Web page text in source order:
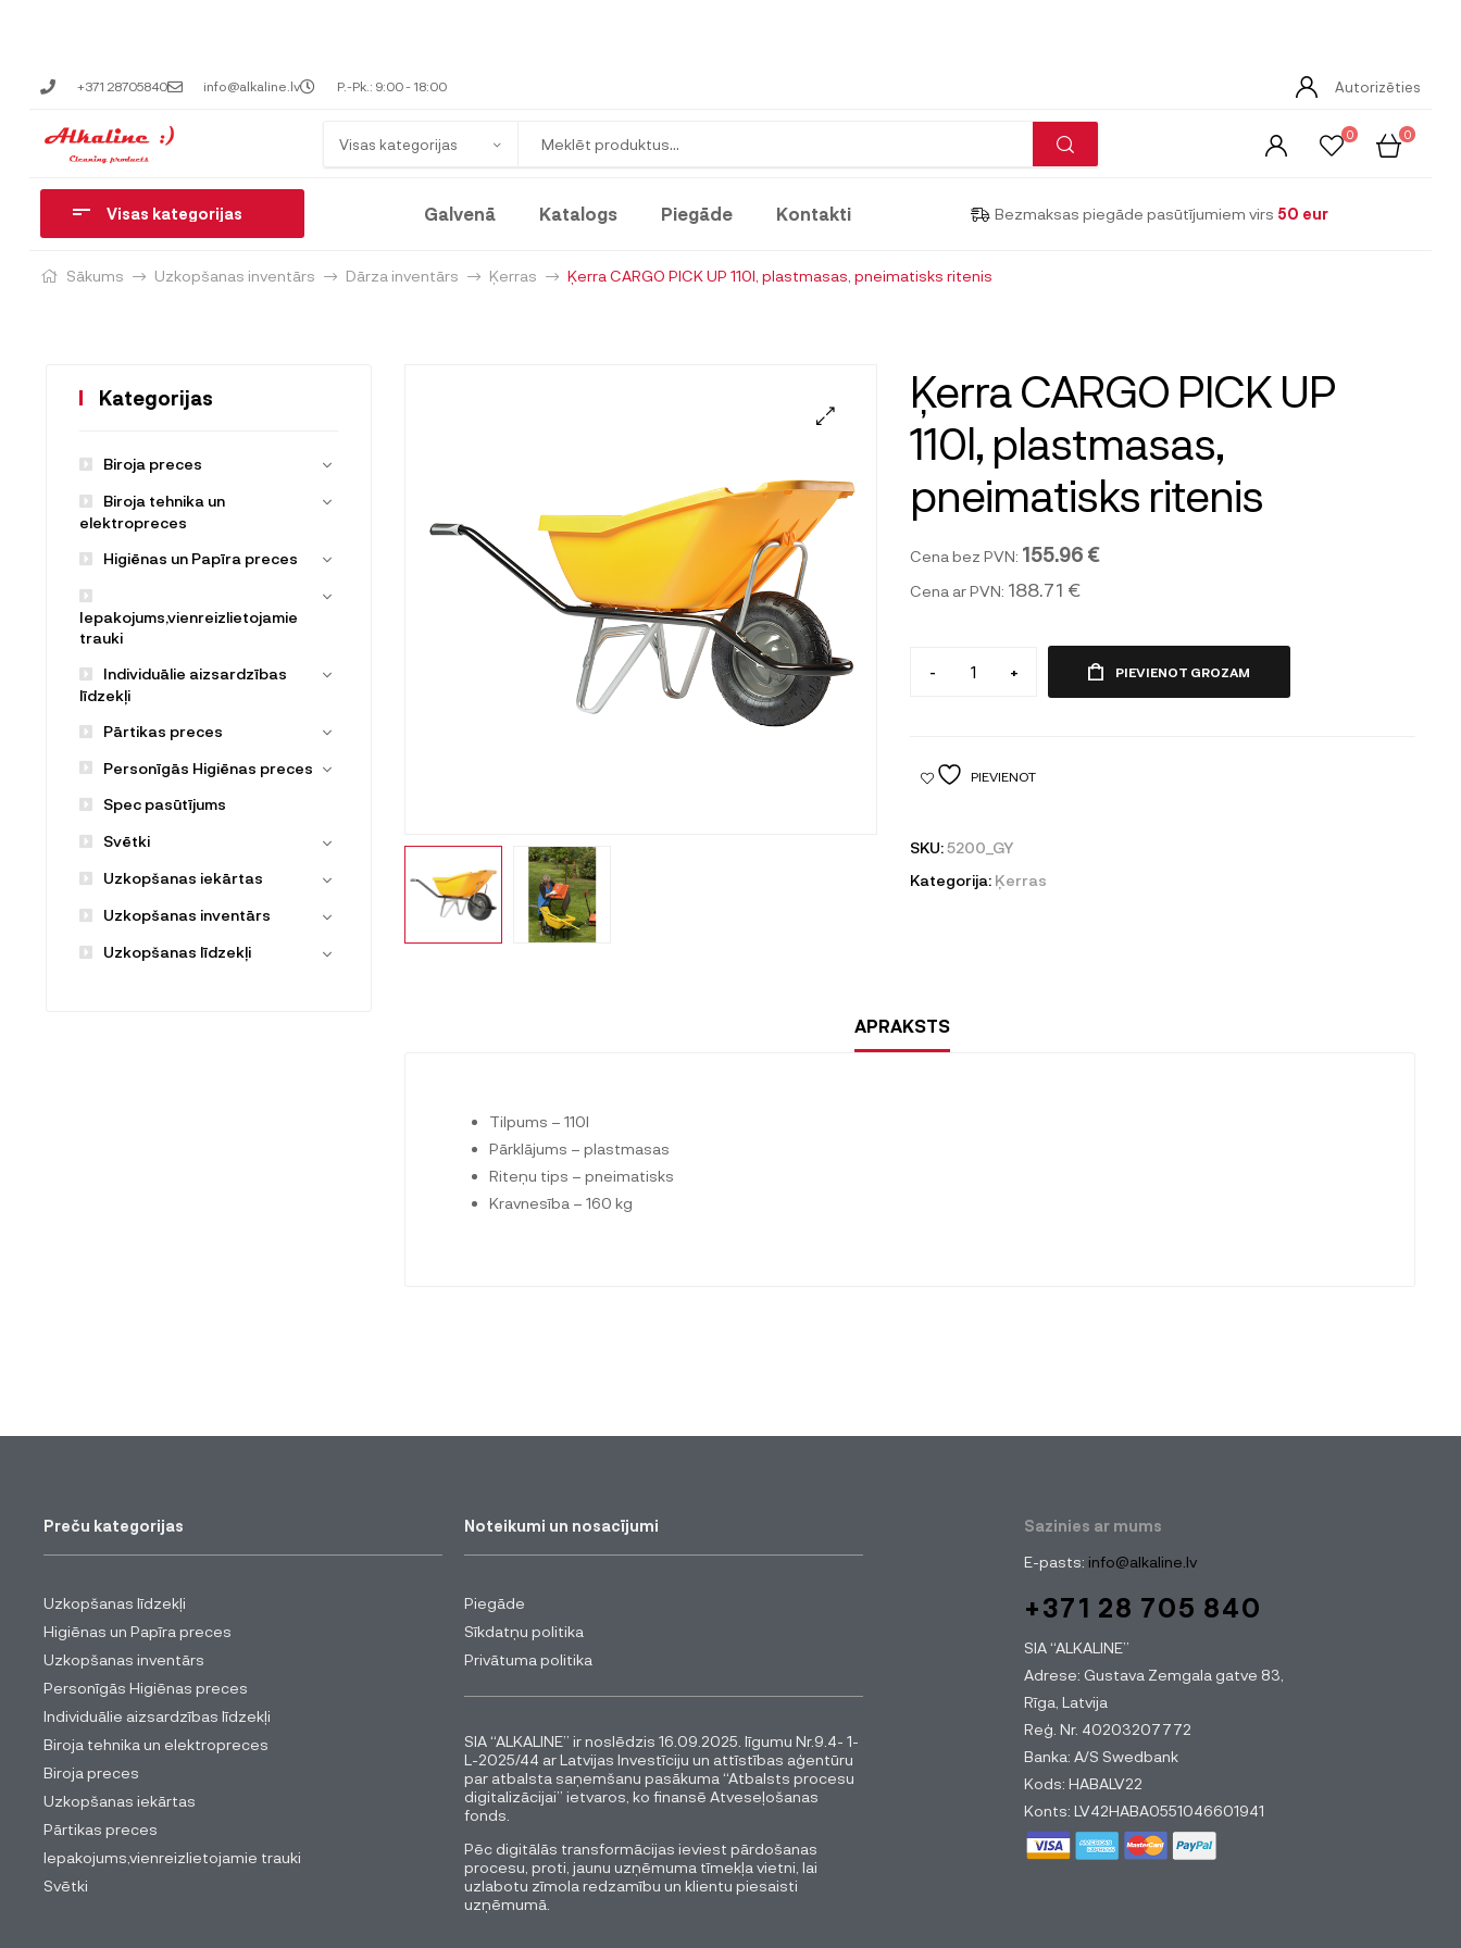
+371 28705840 info@alkaline.lv P.-Pk.: 9:00 - 18:00 Autorizēties
Visas kategorijas
0 0
Visas kategorijas Galvenā Katalogs Piegāde Kontakti Bezmaksas piegāde pasūtījumiem virs 50 eur
Sākums Uzkopšanas inventārs Dārza inventārs Ķerras Ķerra CARGO PICK UP 110l, plastmasas, pneimatisks ritenis
Ķerra CARGO PICK UP
110l, plastmasas,
pneimatisks ritenis
Cena bez PVN: 155.96 €
Cena ar PVN: 188.71 €
- + PIEVIENOT GROZAM
PIEVIENOT
SKU:5200_GY
Kategorija: Ķerras
APRAKSTS
Tilpums – 110l
Pārklājums – plastmasas
Riteņu tips – pneimatisks
Kravnesība – 160 kg
Kategorijas
Biroja preces
Biroja tehnika un
elektropreces
Higiēnas un Papīra preces
Iepakojums,vienreizlietojamie
trauki
Individuālie aizsardzības
līdzekļi
Pārtikas preces
Personīgās Higiēnas preces
Spec pasūtījums
Svētki
Uzkopšanas iekārtas
Uzkopšanas inventārs
Uzkopšanas līdzekļi
Preču kategorijas
Uzkopšanas līdzekļi
Higiēnas un Papīra preces
Uzkopšanas inventārs
Personīgās Higiēnas preces
Individuālie aizsardzības līdzekļi
Biroja tehnika un elektropreces
Biroja preces
Uzkopšanas iekārtas
Pārtikas preces
Iepakojums,vienreizlietojamie trauki
Svētki
Noteikumi un nosacījumi
Piegāde
Sīkdatņu politika
Privātuma politika
SIA “ALKALINE” ir noslēdzis 16.09.2025. līgumu Nr.9.4- 1-
L-2025/44 ar Latvijas Investīciju un attīstības aģentūru
par atbalsta saņemšanu pasākuma “Atbalsts procesu
digitalizācijai” ietvaros, ko finansē Atveseļošanas
fonds.
Pēc digitālās transformācijas ieviest pārdošanas
procesu, proti, jaunu uzņēmuma tīmekļa vietni, lai
uzlabotu zīmola redzamību un klientu piesaisti
uzņēmumā.
Sazinies ar mums
E-pasts: info@alkaline.lv
+371 28 705 840
SIA “ALKALINE”
Adrese: Gustava Zemgala gatve 83,
Rīga, Latvija
Reģ. Nr. 40203207772
Banka: A/S Swedbank
Kods: HABALV22
Konts: LV42HABA0551046601941